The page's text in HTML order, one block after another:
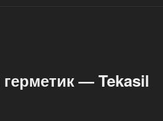
— Tekasil